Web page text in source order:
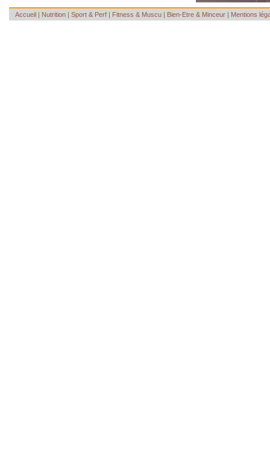
Accueil | Nutrition | Sport & Perf | Fitness & Muscu | Bien-Etre & Minceur | Mentions